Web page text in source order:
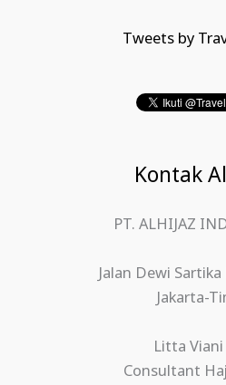
Tweets by
Kontak
PT. ALHIJAZ
Jalan Dewi
Jakarta-
Litta
Consultant